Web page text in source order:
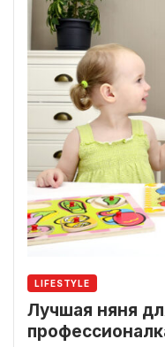
LIFESTYLE
Лучшая няня